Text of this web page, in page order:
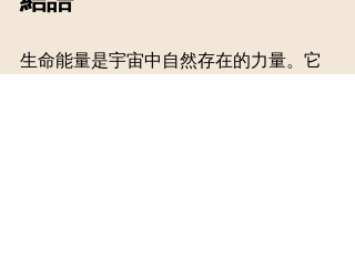
生命能量是宇宙中自然存在的力量。它